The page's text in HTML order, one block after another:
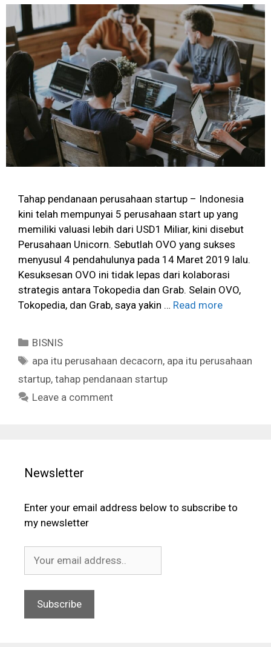
Tahap pendanaan perusahaan startup – Indonesia
kini telah mempunyai 5 perusahaan start up yang
memiliki valuasi lebih dari USD1 Miliar, kini disebut
Perusahaan Unicorn. Sebutlah OVO yang sukses
menyusul 4 pendahulunya pada 14 Maret 2019 lalu.
Kesuksesan OVO ini tidak lepas dari kolaborasi
strategis antara Tokopedia dan Grab. Selain OVO,
Tokopedia, dan Grab, saya yakin … Read more
Categories
BISNIS
Tags
apa itu perusahaan decacorn, apa itu perusahaan
startup, tahap pendanaan startup
Leave a comment
Newsletter
Enter your email address below to subscribe to
my newsletter